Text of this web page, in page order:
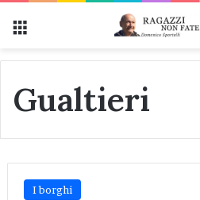
Gualtieri
I borghi